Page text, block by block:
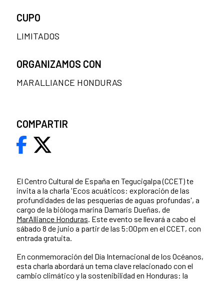
El Centro Cultural de España en Tegucigalpa (CCET) te
invita a la charla 'Ecos acuáticos: exploración de las
profundidades de las pesquerías de aguas profundas', a
cargo de la bióloga marina Damaris Dueñas, de
MarAlliance Honduras. Este evento se llevará a cabo el
sábado 8 de junio a partir de las 5:00pm en el CCET, con
entrada gratuita.
En conmemoración del Día Internacional de los Océanos,
esta charla abordará un tema clave relacionado con el
cambio climático y la sostenibilidad en Honduras: la
CUPO
LIMITADOS
ORGANIZAMOS CON
MARALLIANCE HONDURAS
COMPARTIR